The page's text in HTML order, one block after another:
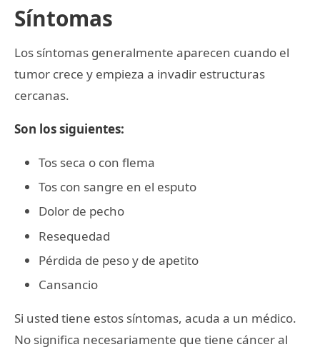
Síntomas
Los síntomas generalmente aparecen cuando el
tumor crece y empieza a invadir estructuras
cercanas.
Son los siguientes:
Tos seca o con flema
Tos con sangre en el esputo
Dolor de pecho
Resequedad
Pérdida de peso y de apetito
Cansancio
Si usted tiene estos síntomas, acuda a un médico.
No significa necesariamente que tiene cáncer al